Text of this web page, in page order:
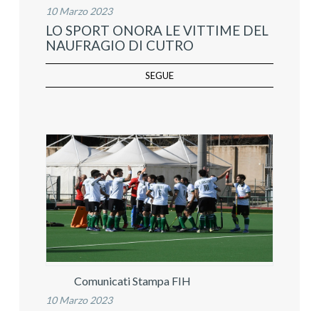
10 Marzo 2023
LO SPORT ONORA LE VITTIME DEL
NAUFRAGIO DI CUTRO
SEGUE
Comunicati Stampa FIH
10 Marzo 2023